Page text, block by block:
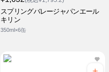
スプリングバレージャパンエール
キリン
350ml×6缶